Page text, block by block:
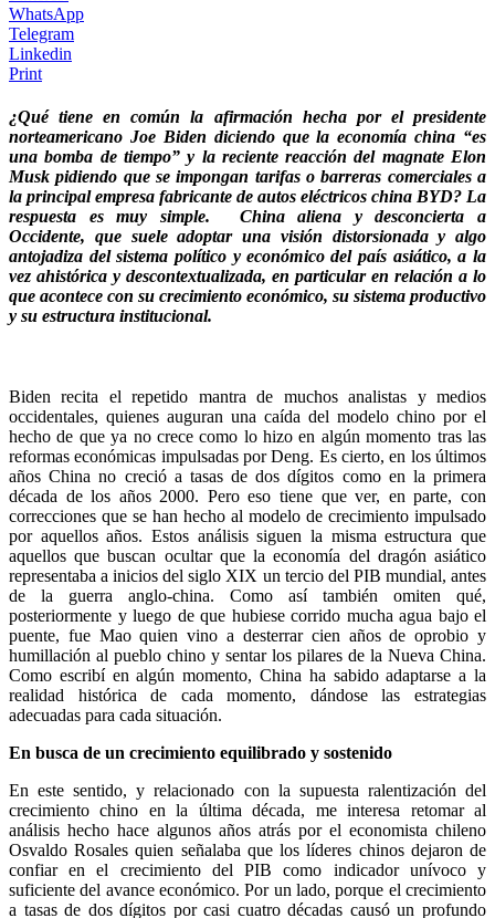
WhatsApp
Telegram
Linkedin
Print
¿Qué tiene en común la afirmación hecha por el presidente
norteamericano Joe Biden diciendo que la economía china “es
una bomba de tiempo” y la reciente reacción del magnate Elon
Musk pidiendo que se impongan tarifas o barreras comerciales a
la principal empresa fabricante de autos eléctricos china BYD? La
respuesta es muy simple.
China aliena y desconcierta a
Occidente, que suele adoptar una visión distorsionada y algo
antojadiza del sistema político y económico del país asiático, a la
vez ahistórica y descontextualizada, en particular en relación a lo
que acontece con su crecimiento económico, su sistema productivo
y su estructura institucional.
Biden recita el repetido mantra de muchos analistas y medios
occidentales, quienes auguran una caída del modelo chino por el
hecho de que ya no crece como lo hizo en algún momento tras las
reformas económicas impulsadas por Deng. Es cierto, en los últimos
años China no creció a tasas de dos dígitos como en la primera
década de los años 2000. Pero eso tiene que ver, en parte, con
correcciones que se han hecho al modelo de crecimiento impulsado
por aquellos años. Estos análisis siguen la misma estructura que
aquellos que buscan ocultar que la economía del dragón asiático
representaba a inicios del siglo XIX un tercio del PIB mundial, antes
de la guerra anglo-china. Como así también omiten qué,
posteriormente y luego de que hubiese corrido mucha agua bajo el
puente, fue Mao quien vino a desterrar cien años de oprobio y
humillación al pueblo chino y sentar los pilares de la Nueva China.
Como escribí en algún momento, China ha sabido adaptarse a la
realidad histórica de cada momento, dándose las estrategias
adecuadas para cada situación.
En busca de un crecimiento equilibrado y sostenido
En este sentido, y relacionado con la supuesta ralentización del
crecimiento chino en la última década, me interesa retomar al
análisis hecho hace algunos años atrás por el economista chileno
Osvaldo Rosales quien señalaba que los líderes chinos dejaron de
confiar en el crecimiento del PIB como indicador unívoco y
suficiente del avance económico. Por un lado, porque el crecimiento
a tasas de dos dígitos por casi cuatro décadas causó un profundo